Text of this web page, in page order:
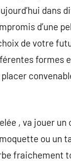
d’une
de votre
formes
, va jouer
ou un